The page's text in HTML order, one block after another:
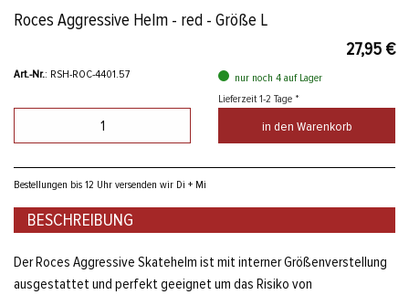
Roces Aggressive Helm - red - Größe L
27,95 €
Art.-Nr.: RSH-ROC-4401.57
nur noch 4 auf Lager
Lieferzeit 1-2 Tage *
in den Warenkorb
Bestellungen bis 12 Uhr versenden wir Di + Mi
BESCHREIBUNG
Der Roces Aggressive Skatehelm ist mit interner Größenverstellung
ausgestattet und perfekt geeignet um das Risiko von